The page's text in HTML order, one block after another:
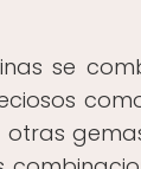
se